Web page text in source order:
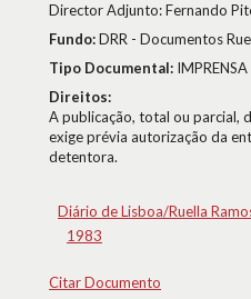
Director Adjunto: Fernando
Fundo:DRR - Documentos
Tipo Documental: IMPRENSA
Direitos:
A publicação, total ou parcial,
exige prévia autorização da
detentora.
Diário de Lisboa/Ruella
1983
Citar Documento